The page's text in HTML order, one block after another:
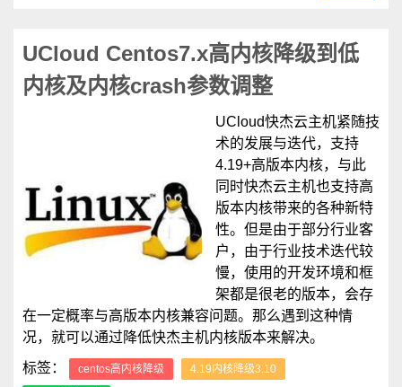
UCloud Centos7.x高内核降级到低
内核及内核crash参数调整
UCloud快杰云主机紧随技
术的发展与迭代，支持
4.19+高版本内核，与此
同时快杰云主机也支持高
版本内核带来的各种新特
性。但是由于部分行业客
户，由于行业技术迭代较
慢，使用的开发环境和框
架都是很老的版本，会存
在一定概率与高版本内核兼容问题。那么遇到这种情
况，就可以通过降低快杰主机内核版本来解决。
标签：
centos高内核降级 4.19内核降级3.10